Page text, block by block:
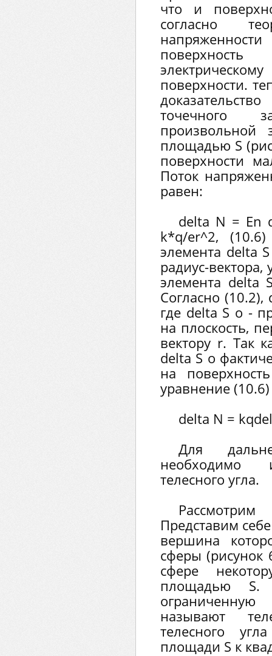
что и
согласно
поверхности.
точечного
произвольной
площадью S
поверхности
Поток
равен:
delta N = En
k*q/er^2,
элемента delta
радиус-
элемента delta
Согласно
где delta S о -
на плоскость,
вектору r. Так
delta S о
на
уравнение
delta N =
Для
необходимо
телесного угла.
Представим
вершина
сферы (рисунок
сфере
площадью S.
называют
телесного
площади S к